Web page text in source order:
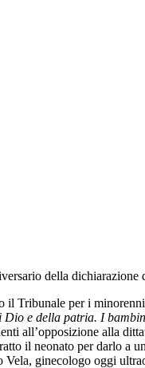
della dichiarazione
il Tribunale per i
Dio e della patria. I
all’opposizione alla
il neonato per darlo a
ginecologo oggi